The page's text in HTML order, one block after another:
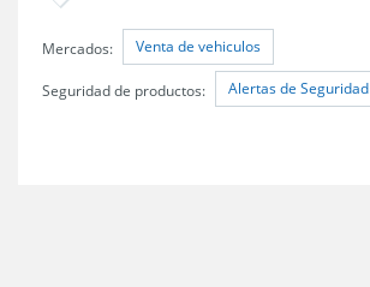
Mercados: Venta de vehiculos
Seguridad de productos: Alertas de Seguridad